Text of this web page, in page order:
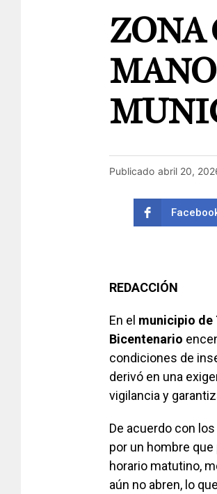
ZONA
Publicado abril 20,
REDACCIÓN
En el municipio de
Bicentenario
condiciones de
derivó en una
vigilancia y
De acuerdo con
por un hombre
horario matutino,
aún no abren, lo